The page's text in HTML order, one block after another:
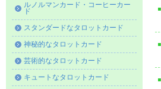
ルノルマンカード・コーヒーカー
ド
スタンダードなタロットカード
神秘的なタロットカード
芸術的なタロットカード
キュートなタロットカード